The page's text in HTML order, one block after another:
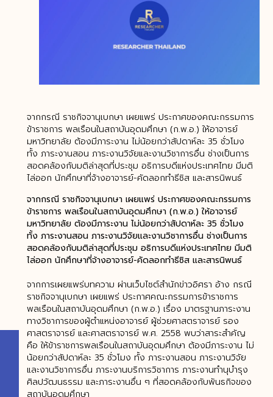
จากกรณี ราชกิจจานุเบกษา เผยแพร่ ประกาศของคณะกรรมการ
ข้าราชการ พลเรือนในสถาบันอุดมศึกษา (ก.พ.อ.) ให้อาจารย์
มหาวิทยาลัย ต้องมีภาระงาน ไม่น้อยกว่าสัปดาห์ละ 35 ชั่วโมง
ทั้ง ภาระงานสอน ภาระงานวิจัยและงานวิชาการอื่น ช่างเป็นการ
สอดคล้องกับมติล่าสุดที่ประชุม อธิการบดีแห่งประเทศไทย มีมติ
ไล่ออก นักศึกษาที่จ้างอาจารย์-คัดลอกทำธีซิส และสารนิพนธ์
จากกรณี ราชกิจจานุเบกษา เผยแพร่ ประกาศของคณะกรรมการ
ข้าราชการ พลเรือนในสถาบันอุดมศึกษา (ก.พ.อ.) ให้อาจารย์
มหาวิทยาลัย ต้องมีภาระงาน ไม่น้อยกว่าสัปดาห์ละ 35 ชั่วโมง
ทั้ง ภาระงานสอน ภาระงานวิจัยและงานวิชาการอื่น ช่างเป็นการ
สอดคล้องกับมติล่าสุดที่ประชุม อธิการบดีแห่งประเทศไทย มีมติ
ไล่ออก นักศึกษาที่จ้างอาจารย์-คัดลอกทำธีซิส และสารนิพนธ์
จากการเผยแพร่บทความ ผ่านเว็บไซต์สำนักข่าวอิศรา อ้าง กรณี
ราชกิจจานุเบกษา เผยแพร่ ประกาศคณะกรรมการข้าราชการ
พลเรือนในสถาบันอุดมศึกษา (ก.พ.อ.) เรื่อง มาตรฐานภาระงาน
ทางวิชาการของผู้ตําแหน่งอาจารย์ ผู้ช่วยศาสตราจารย์ รอง
ศาสตราจารย์ และศาสตราจารย์ พ.ศ. 2558 พบว่าสาระสำคัญ
คือ ให้ข้าราชการพลเรือนในสถาบันอุดมศึกษา ต้องมีภาระงาน ไม่
น้อยกว่าสัปดาห์ละ 35 ชั่วโมง ทั้ง ภาระงานสอน ภาระงานวิจัย
และงานวิชาการอื่น ภาระงานบริการวิชาการ ภาระงานทํานุบํารุง
ศิลปวัฒนธรรม และภาระงานอื่น ๆ ที่สอดคล้องกับพันธกิจของ
สถาบันอุดมศึกษา